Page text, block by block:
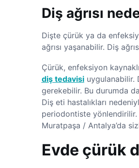
Diş ağrısı
Dişte çürük ya da
ağrısı yaşanabilir. Diş
Çürük, enfeksiyon
diş tedavisiuygulanabilir.
gerekebilir. Bu durumda
Diş eti hastalıkları
periodontiste yönlendirilir.
Muratpaşa / Antalya’da
Evde çürük